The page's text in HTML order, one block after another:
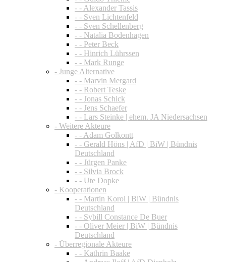
- - Alexander Tassis
- - Sven Lichtenfeld
- - Sven Schellenberg
- - Natalia Bodenhagen
- - Peter Beck
- - Hinrich Lührssen
- - Mark Runge
- Junge Alternative
- - Marvin Mergard
- - Robert Teske
- - Jonas Schick
- - Jens Schaefer
- - Lars Steinke | ehem. JA Niedersachsen
- Weitere Akteure
- - Adam Golkontt
- - Gerald Höns | AfD | BiW | Bündnis
Deutschland
- - Jürgen Panke
- - Silvia Brock
- - Ute Dopke
- Kooperationen
- - Martin Korol | BiW | Bündnis
Deutschland
- - Sybill Constance De Buer
- - Oliver Meier | BiW | Bündnis
Deutschland
- Überregionale Akteure
- - Kathrin Baake